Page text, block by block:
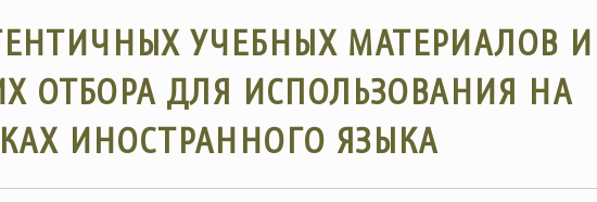
УЧЕБНЫХ МАТЕРИАЛОВ И
ОТБОРА ДЛЯ ИСПОЛЬЗОВАНИЯ НА
ИНОСТРАННОГО ЯЗЫКА